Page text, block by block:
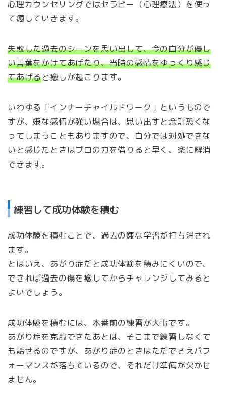
心理カウンセリングではセラピー（心理療法）を使っ
て癒していきます。
失敗した過去のシーンを思い出して、今の自分が優し
い言葉をかけてあげたり、当時の感情をゆっくり感じ
てあげると癒しが起こります。
いわゆる「インナーチャイルドワーク」というもので
すが、嫌な感情が強い場合は、思い出すと余計恐くな
ってしまうこともありますので、自分では対処できな
いと感じたときはプロの力を借りると早く、楽に解消
できます。
練習して成功体験を積む
成功体験を積むことで、過去の嫌な学習が打ち消され
ます。
とはいえ、あがり症だと成功体験を積みにくいので、
できれば過去の傷を癒してからチャレンジしてみると
よいでしょう。
成功体験を積むには、本番前の練習が大事です。
あがり症を克服できたあとは、そこまで練習しなくて
も話せるのですが、あがり症のときはただでさえパフ
ォーマンスが落ちているので、それだけ準備が欠かせ
ません。